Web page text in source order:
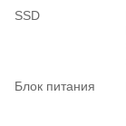
SSD
Блок питания